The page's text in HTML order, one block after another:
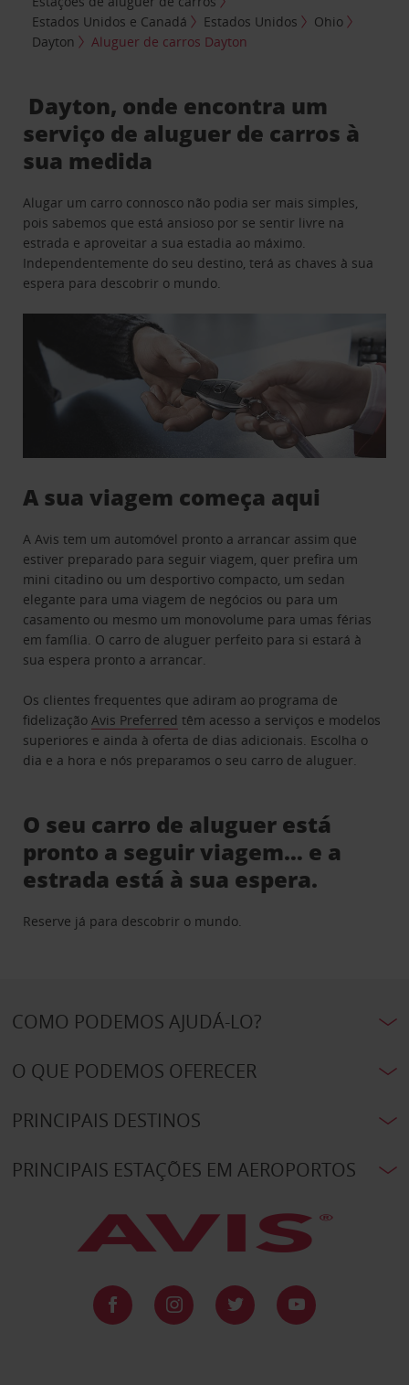
Estados Unidos e Canadá
Estados Unidos
Ohio
Dayton
Aluguer de carros Dayton
Dayton, onde encontra um
serviço de aluguer de carros à
sua medida
Alugar um carro connosco não podia ser mais simples,
pois sabemos que está ansioso por se sentir livre na
estrada e aproveitar a sua estadia ao máximo.
Independentemente do seu destino, terá as chaves à sua
espera para descobrir o mundo.
A sua viagem começa aqui
A Avis tem um automóvel pronto a arrancar assim que
estiver preparado para seguir viagem, quer prefira um
mini citadino ou um desportivo compacto, um sedan
elegante para uma viagem de negócios ou para um
casamento ou mesmo um monovolume para umas férias
em família. O carro de aluguer perfeito para si estará à
sua espera pronto a arrancar.
Os clientes frequentes que adiram ao programa de
fidelizaçãoAvis Preferred têm acesso a serviços e modelos
superiores e ainda à oferta de dias adicionais. Escolha o
dia e a hora e nós preparamos o seu carro de aluguer.
O seu carro de aluguer está
pronto a seguir viagem… e a
estrada está à sua espera.
Reserve já para descobrir o mundo.
COMO PODEMOS AJUDÁ-LO?
O QUE PODEMOS OFERECER
PRINCIPAIS DESTINOS
PRINCIPAIS ESTAÇÕES EM AEROPORTOS